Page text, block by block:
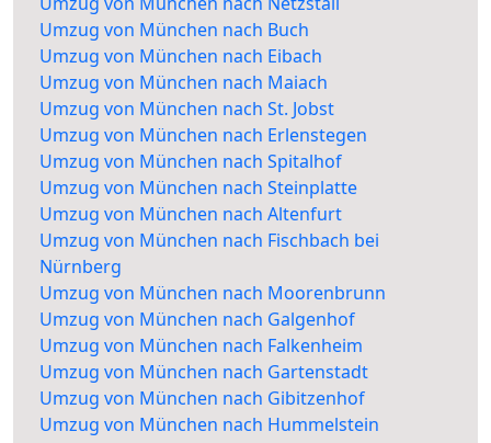
Umzug von München nach Buch
Umzug von München nach Eibach
Umzug von München nach Maiach
Umzug von München nach St. Jobst
Umzug von München nach Erlenstegen
Umzug von München nach Spitalhof
Umzug von München nach Steinplatte
Umzug von München nach Altenfurt
Umzug von München nach Fischbach bei
Nürnberg
Umzug von München nach Moorenbrunn
Umzug von München nach Galgenhof
Umzug von München nach Falkenheim
Umzug von München nach Gartenstadt
Umzug von München nach Gibitzenhof
Umzug von München nach Hummelstein